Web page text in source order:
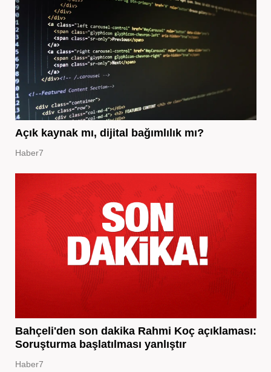
Açık kaynak mı, dijital bağımlılık mı?
Haber7
Bahçeli'den son dakika Rahmi Koç açıklaması:
Soruşturma başlatılması yanlıştır
Haber7